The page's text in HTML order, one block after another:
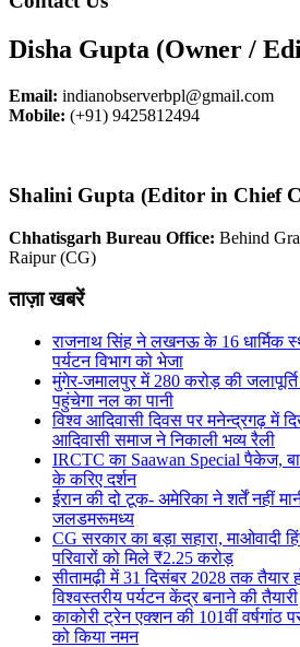
Disha Gupta (Owner /
Email: indianobserverbpl@gmail.com
Mobile: (+91) 9425812494
Shalini Gupta (Editor in Chief
Chhatisgarh Bureau Office: Behind
Raipur (CG)
ताज़ा खबरें
राजनाथ सिंह ने लखनऊ के 16 धार्मिक
पर्यटन विभाग को भेजा
मुंगेर-जमालपुर में 280 करोड़ की
पहुंचेगा नल का पानी
विश्व आदिवासी दिवस पर मनेन्द्रगढ़ में
आदिवासी समाज ने निकाली भव्य रैली
IRCTC का Saawan Special पैकेज,
के करिए दर्शन
ईरान की दो टूक- अमेरिका ने शर्तें नहीं
जलडमरूमध्य
CG सरकार का बड़ा सहारा, माओवादी
परिवारों को मिले ₹2.25 करोड़
सीतामढ़ी में 31 दिसंबर 2028 तक तैयार
विश्वस्तरीय पर्यटन केंद्र बनाने की तैयारी
काकोरी ट्रेन एक्शन की 101वीं वर्षगांठ
को किया नमन